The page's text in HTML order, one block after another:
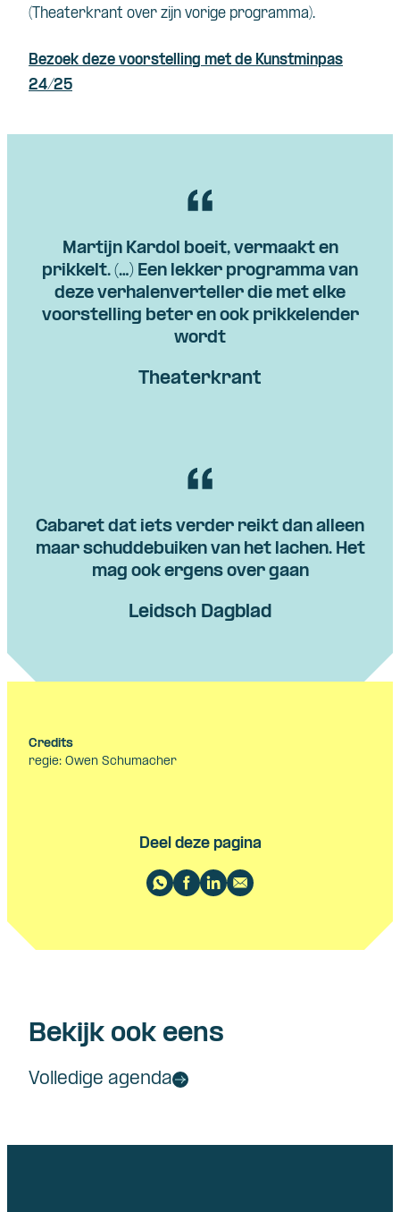
(Theaterkrant over zijn vorige programma).
Bezoek deze voorstelling met de Kunstminpas
24/25
Martijn Kardol boeit, vermaakt en
prikkelt. (…) Een lekker programma van
deze verhalenverteller die met elke
voorstelling beter en ook prikkelender
wordt
Theaterkrant
Cabaret dat iets verder reikt dan alleen
maar schuddebuiken van het lachen. Het
mag ook ergens over gaan
Leidsch Dagblad
Credits
regie: Owen Schumacher
Deel deze pagina
Bekijk ook eens
Volledige agenda